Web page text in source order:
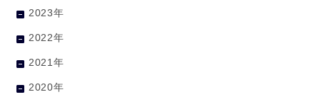
2023年
2022年
2021年
2020年